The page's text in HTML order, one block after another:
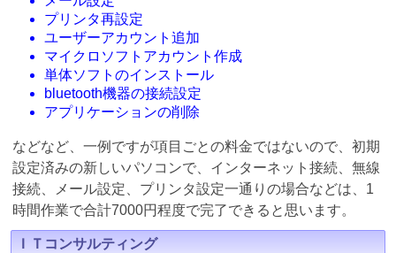
プリンタ再設定
ユーザーアカウント追加
マイクロソフトアカウント作成
単体ソフトのインストール
bluetooth機器の接続設定
アプリケーションの削除
などなど、一例ですが項目ごとの料金ではないので、初期
設定済みの新しいパソコンで、インターネット接続、無線
接続、メール設定、プリンタ設定一通りの場合などは、1
時間作業で合計7000円程度で完了できると思います。
ＩＴコンサルティング